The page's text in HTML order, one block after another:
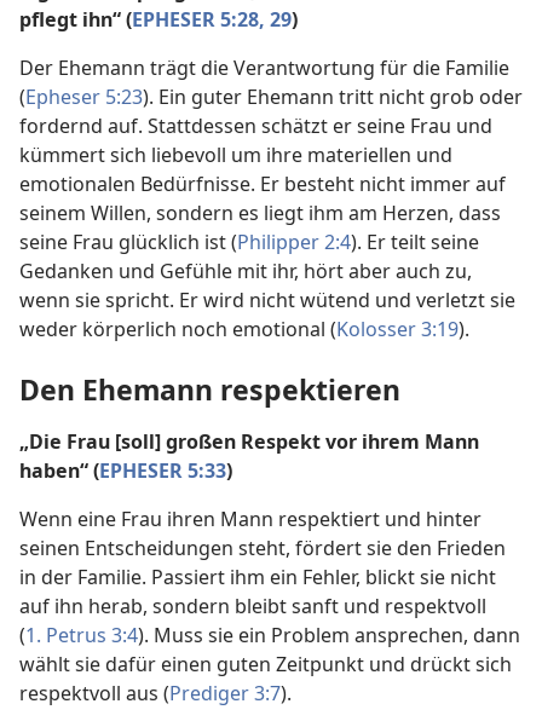
pflegt ihn“ (EPHESER 5:28, 29)
Der Ehemann trägt die Verantwortung für die Familie
(Epheser 5:23). Ein guter Ehemann tritt nicht grob oder
fordernd auf. Stattdessen schätzt er seine Frau und
kümmert sich liebevoll um ihre materiellen und
emotionalen Bedürfnisse. Er besteht nicht immer auf
seinem Willen, sondern es liegt ihm am Herzen, dass
seine Frau glücklich ist (Philipper 2:4). Er teilt seine
Gedanken und Gefühle mit ihr, hört aber auch zu,
wenn sie spricht. Er wird nicht wütend und verletzt sie
weder körperlich noch emotional (Kolosser 3:19).
Den Ehemann respektieren
„Die Frau [soll] großen Respekt vor ihrem Mann
haben“ (EPHESER 5:33)
Wenn eine Frau ihren Mann respektiert und hinter
seinen Entscheidungen steht, fördert sie den Frieden
in der Familie. Passiert ihm ein Fehler, blickt sie nicht
auf ihn herab, sondern bleibt sanft und respektvoll
(1. Petrus 3:4). Muss sie ein Problem ansprechen, dann
wählt sie dafür einen guten Zeitpunkt und drückt sich
respektvoll aus (Prediger 3:7).